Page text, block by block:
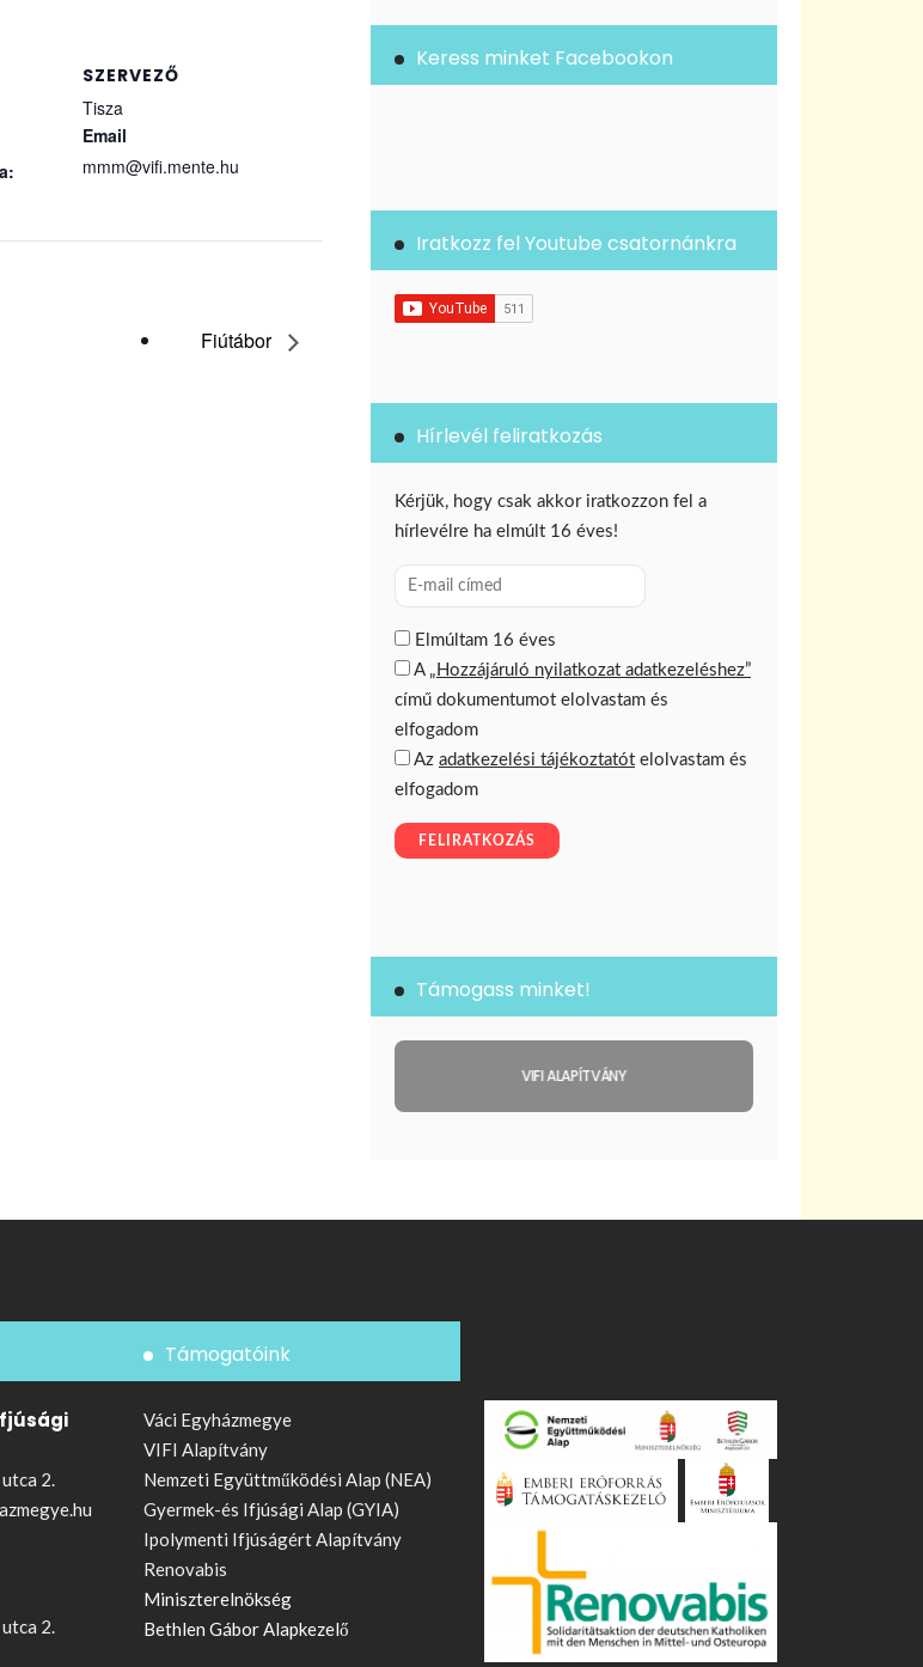
SZERVEZŐ
Tisza
Email
mmm@vifi.mente.hu
Fiútábor
Keress minket Facebookon
Iratkozz fel Youtube csatornánkra
Hírlevél feliratkozás
Támogass minket!
VIFI ALAPÍTVÁNY
2.
2.
Támogatóink
Váci Egyházmegye
VIFI Alapítvány
Nemzeti Együttműködési Alap (NEA)
Gyermek-és Ifjúsági Alap (GYIA)
Ipolymenti Ifjúságért Alapítvány
Renovabis
Miniszterelnökség
Bethlen Gábor Alapkezelő